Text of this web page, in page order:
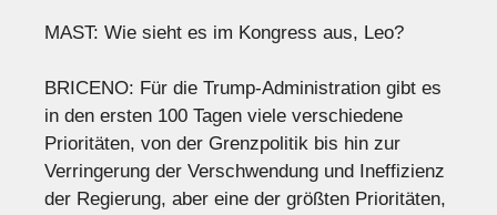
MAST: Wie sieht es im Kongress aus, Leo?
BRICENO: Für die Trump-Administration gibt es
in den ersten 100 Tagen viele verschiedene
Prioritäten, von der Grenzpolitik bis hin zur
Verringerung der Verschwendung und Ineffizienz
der Regierung, aber eine der größten Prioritäten,